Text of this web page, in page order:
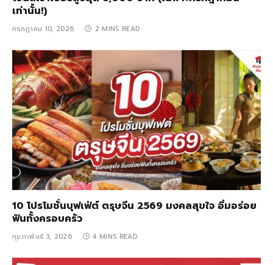
เท่านั้น!)
กรกฎาคม 10, 2026 2 MINS READ
10 โปรโมชั่นบุฟเฟ่ต์ ตรุษจีน 2569 มงคลสุขใจ อิ่มอร่อย
ฟินทั้งครอบครัว
กุมภาพันธ์ 3, 2026 4 MINS READ